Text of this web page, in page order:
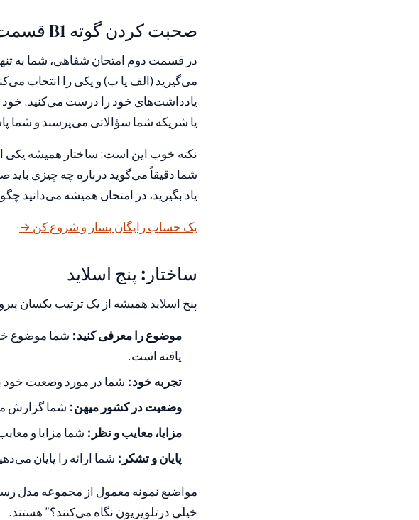
صحبت کردن گوته B1 قسمت دوم چگونه کار می‌کند
در قسمت دوم امتحان شفاهی، شما به
یا شریکه شما سؤالاتی می‌پرسند و شما
نکته خوب این است: ساختار همیشه یکی
شما دقیقاً می‌گوید درباره چه چیزی باید
یاد بگیرید، در امتحان همیشه می‌دانید
یک حساب رایگان بساز و شروع کن →
ساختار: پنج اسلاید
پنج اسلاید همیشه از یک ترتیب یکسان
موضوع را معرفی کنید: شما موضوع
یافته است.
تجربه خود: شما در مورد وضعیت خود
وضعیت در کشور میهن: شما گزارش
مزایا، معایب و نظر: شما مزایا و
پایان و تشکر: شما ارائه را پایان
مواضیع نمونه معمول از مجموعه مدل
خیلی درتلویزیون نگاه می‌کنند؟” هستند.